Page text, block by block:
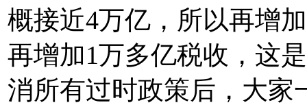
概接近4万亿，所以再增
再增加1万多亿税收，这
消所有过时政策后，大家